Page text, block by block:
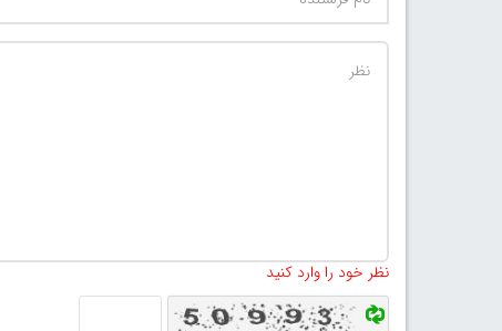
نظر خود را وارد کنید